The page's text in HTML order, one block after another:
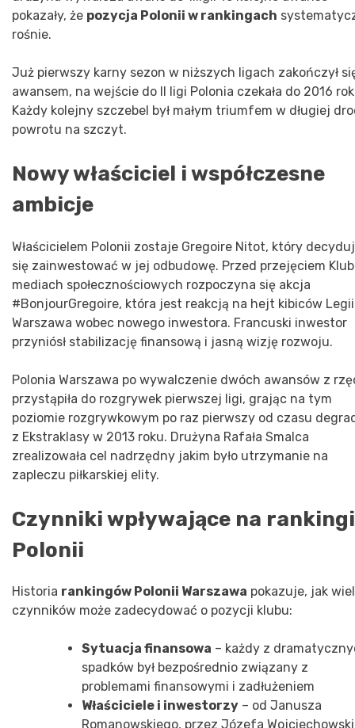
pokazały, że pozycja Polonii w rankingach
rośnie.
Już pierwszy karny sezon w niższych ligach zakończył
awansem, na wejście do II ligi Polonia czekała do 2016
Każdy kolejny szczebel był małym triumfem w długiej
powrotu na szczyt.
Nowy właściciel i współczesne
ambicje
Właścicielem Polonii zostaje Gregoire Nitot, który
się zainwestować w jej odbudowę. Przed przejęciem
mediach społecznościowych rozpoczyna się akcja
#BonjourGregoire, która jest reakcją na hejt kibiców Legii
Warszawa wobec nowego inwestora. Francuski inwestor
przyniósł stabilizację finansową i jasną wizję rozwoju.
Polonia Warszawa po wywalczenie dwóch awansów z
przystąpiła do rozgrywek pierwszej ligi, grając na tym
poziomie rozgrywkowym po raz pierwszy od czasu
z Ekstraklasy w 2013 roku. Drużyna Rafała Smalca
zrealizowała cel nadrzędny jakim było utrzymanie na
zapleczu piłkarskiej elity.
Czynniki wpływające na rankingi
Polonii
Historia rankingów Polonii Warszawa pokazuje, jak
czynników może zadecydować o pozycji klubu:
Sytuacja finansowa – każdy z
spadków był bezpośrednio związany z
problemami finansowymi i zadłużeniem
Właściciele i inwestorzy – od Janusza
Romanowskiego, przez Józefa